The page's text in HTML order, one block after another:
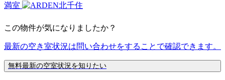
満室
この物件が気になりましたか？
最新の空き室状況は問い合わせをすることで確認できます。
無料最新の空室状況を知りたい